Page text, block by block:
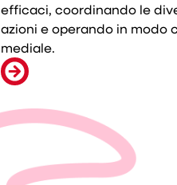
efficaci, coordinando le
azioni e operando in modo
mediale.